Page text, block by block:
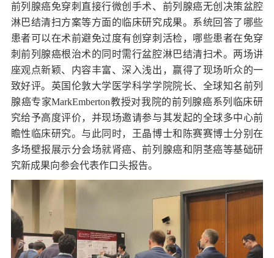
前列腺癌免穿刺直接行微创手术、前列腺癌无创决策盆腔
淋巴结清扫方案等方面的临床研究成果。系统回答了哪些
患者可以在术前避免过度有创穿刺活检，哪些患者在免穿
刺前列腺癌根治术的同时需行盆腔淋巴结清扫术。两场讲
座观点新颖、内容丰富、深入浅出，赢得了现场听众的一
致好评。英国伦敦大学医学科学学院院长、全球知名前列
腺癌专家MarkEmberton教授对我院的前列腺癌系列临床研
究给予高度评价，并现场邀请参与其发起的全球多中心前
瞻性临床研究。与此同时，王晶博士和陈赛赛博士分别在
多场壁报展示分会场就肾癌、前列腺癌和阴茎癌等基础研
究新成果向参会代表作口头报告。